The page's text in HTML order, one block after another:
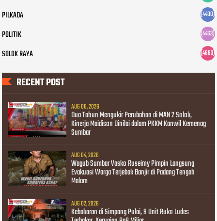
PILKADA (4400)
POLITIK (4463)
SOLOK RAYA (4693)
RECENT POST
AUG 06, 2026
Dua Tahun Mengukir Perubahan di MAN 2 Solok,
Kinerja Maidison Dinilai dalam PKKM Kanwil Kemenag
Sumbar
AUG 04, 2026
Wagub Sumbar Vasko Ruseimy Pimpin Langsung
Evakuasi Warga Terjebak Banjir di Padang Tengah
Malam
AUG 02, 2026
Kebakaran di Simpang Pulai, 9 Unit Ruko Ludes